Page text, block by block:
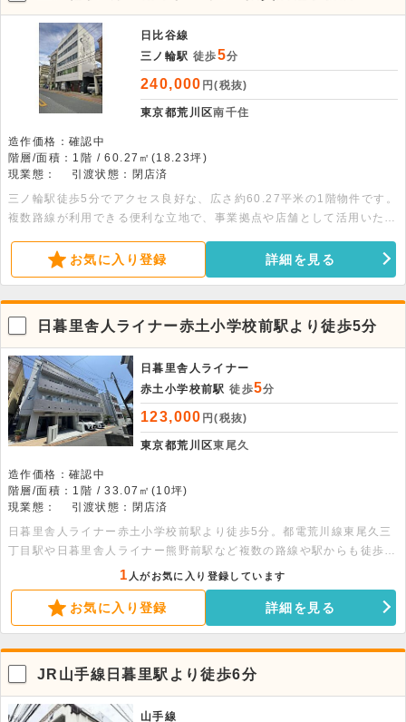
日比谷線
三ノ輪駅 徒歩5分
240,000 円(税抜)
東京都荒川区南千住
造作価格：確認中
階層/面積：1階 / 60.27㎡(18.23坪)
現業態：
引渡状態：閉店済
三ノ輪駅徒歩5分でアクセス良好な、広さ約60.27平米の1階物件です。
複数路線が利用できる便利な立地で、事業拠点や店舗として活用いただ
お気に入り登録 詳細を見る
日暮里舎人ライナー赤土小学校前駅より徒歩5分
日暮里舎人ライナー
赤土小学校前駅 徒歩5分
123,000 円(税抜)
東京都荒川区東尾久
造作価格：確認中
階層/面積：1階 / 33.07㎡(10坪)
現業態：
引渡状態：閉店済
日暮里舎人ライナー赤土小学校前駅より徒歩5分。都電荒川線東尾久三
丁目駅や日暮里舎人ライナー熊野前駅など複数の路線や駅からも徒歩圏
内です。6階建ての建物の1階部分、33.07平米の物件です。駐車場1台
付きです。倉庫利用可能です。
1 人がお気に入り登録しています
お気に入り登録 詳細を見る
JR山手線日暮里駅より徒歩6分
山手線